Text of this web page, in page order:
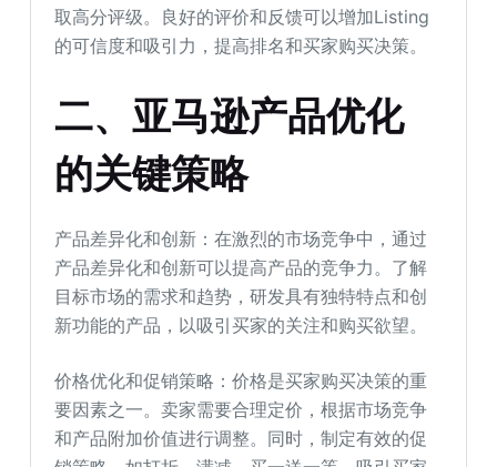
取高分评级。良好的评价和反馈可以增加Listing
的可信度和吸引力，提高排名和买家购买决策。
二、亚马逊产品优化
的关键策略
产品差异化和创新：在激烈的市场竞争中，通过
产品差异化和创新可以提高产品的竞争力。了解
目标市场的需求和趋势，研发具有独特特点和创
新功能的产品，以吸引买家的关注和购买欲望。
价格优化和促销策略：价格是买家购买决策的重
要因素之一。卖家需要合理定价，根据市场竞争
和产品附加价值进行调整。同时，制定有效的促